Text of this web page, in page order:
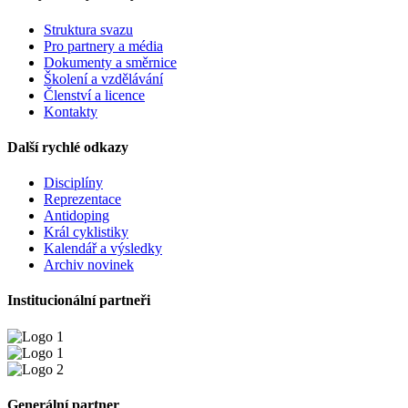
Struktura svazu
Pro partnery a média
Dokumenty a směrnice
Školení a vzdělávání
Členství a licence
Kontakty
Další rychlé odkazy
Disciplíny
Reprezentace
Antidoping
Král cyklistiky
Kalendář a výsledky
Archiv novinek
Institucionální partneři
Generální partner